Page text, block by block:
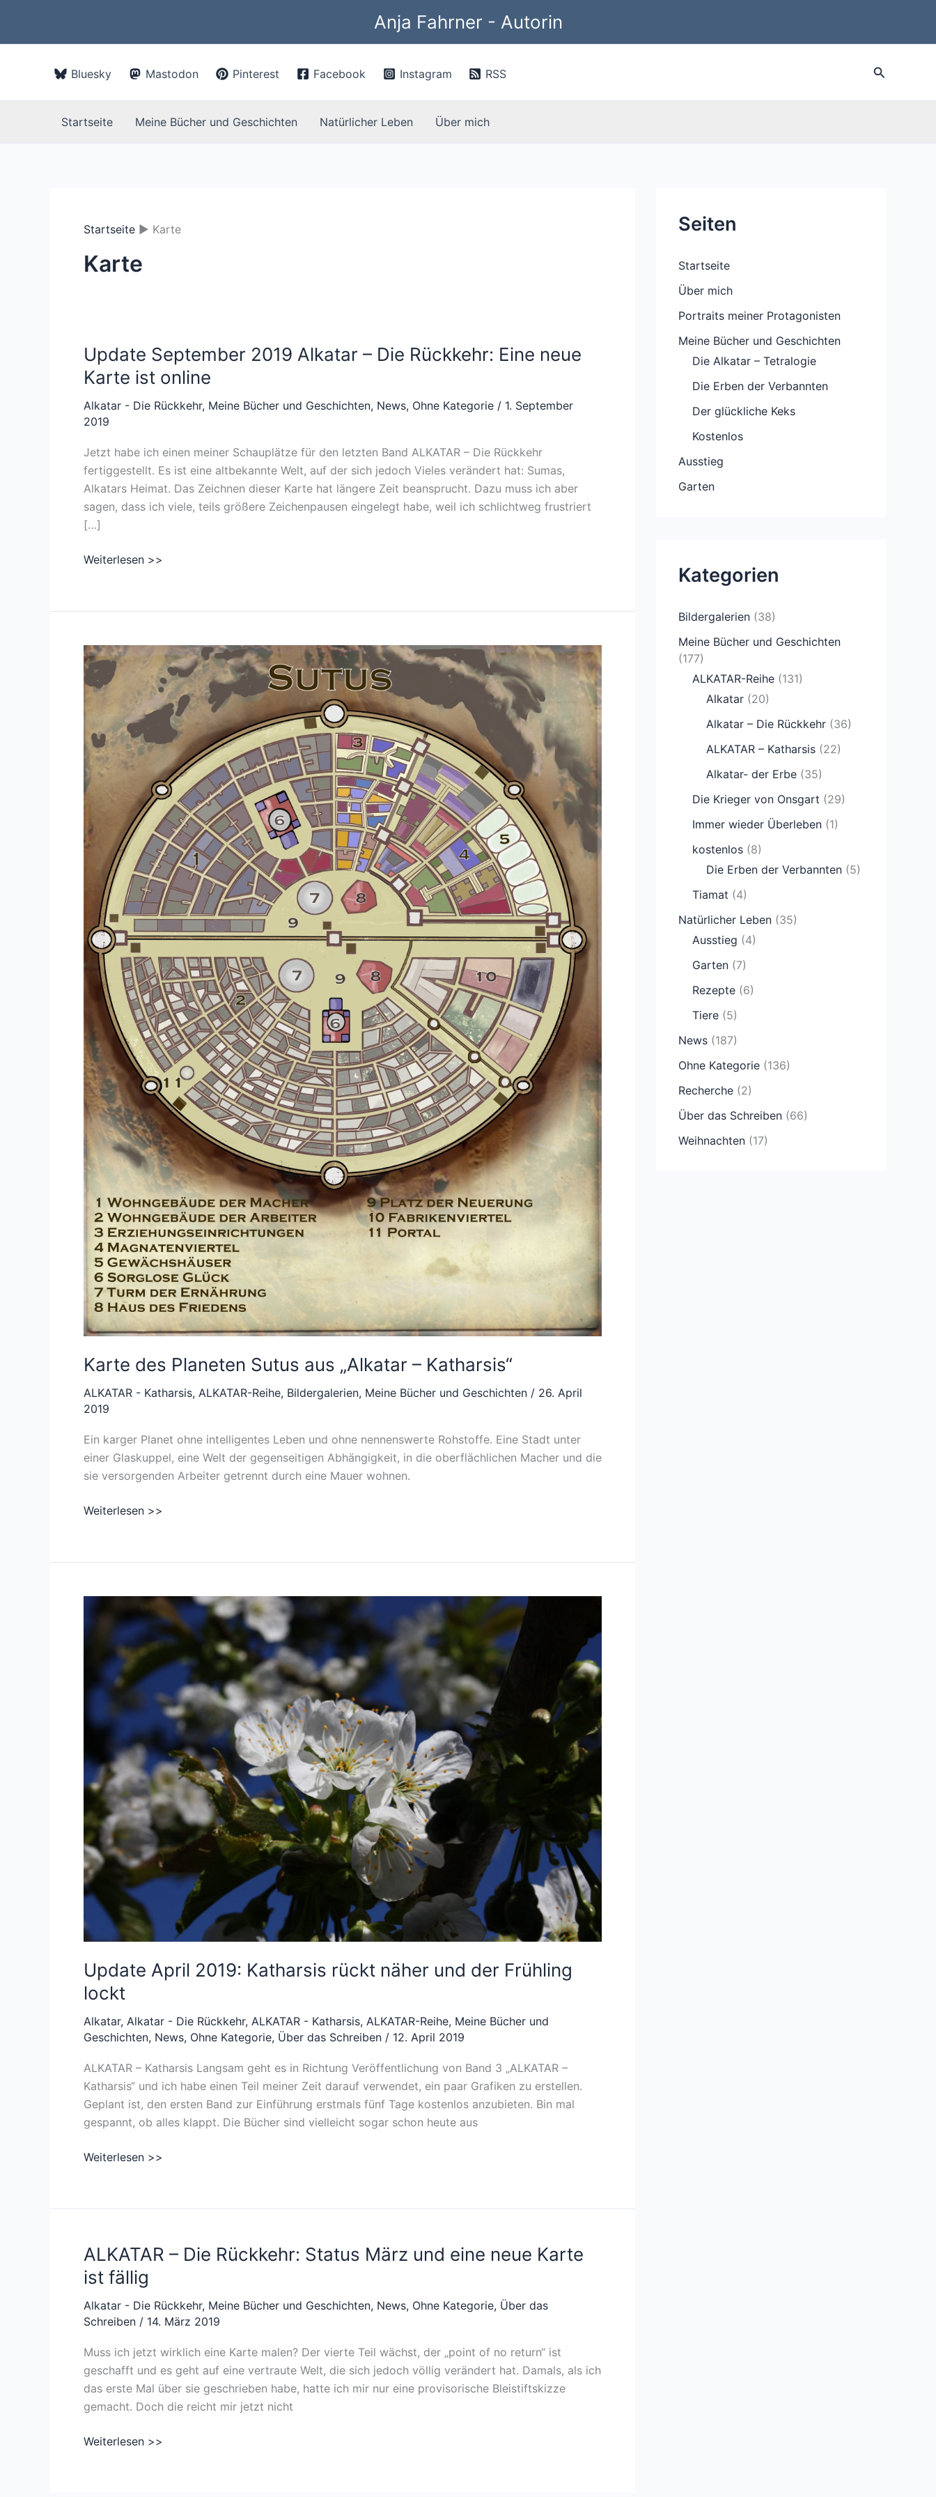
springen
Anja Fahrner - Autorin
Bluesky Mastodon Pinterest Facebook Instagram RSS Suche
Startseite Meine Bücher und Geschichten Natürlicher Leben Über mich
Startseite Karte
Karte
Update September 2019 Alkatar – Die Rückkehr: Eine neue
Karte ist online
Alkatar - Die Rückkehr, Meine Bücher und Geschichten, News, Ohne Kategorie / 1. September
2019
Jetzt habe ich einen meiner Schauplätze für den letzten Band ALKATAR – Die Rückkehr
fertiggestellt. Es ist eine altbekannte Welt, auf der sich jedoch Vieles verändert hat: Sumas,
Alkatars Heimat. Das Zeichnen dieser Karte hat längere Zeit beansprucht. Dazu muss ich aber
sagen, dass ich viele, teils größere Zeichenpausen eingelegt habe, weil ich schlichtweg frustriert
[…]
Update
Alkatar
Die
Rückkehr:
Eine
neue
ist
online
Weiterlesen >>
Karte des Planeten Sutus aus „Alkatar – Katharsis“
ALKATAR - Katharsis, ALKATAR-Reihe, Bildergalerien, Meine Bücher und Geschichten / 26. April
2019
Ein karger Planet ohne intelligentes Leben und ohne nennenswerte Rohstoffe. Eine Stadt unter
einer Glaskuppel, eine Welt der gegenseitigen Abhängigkeit, in die oberflächlichen Macher und die
sie versorgenden Arbeiter getrennt durch eine Mauer wohnen.
Karte
Sutus
„Alkatar
Katharsis“
Weiterlesen >>
Update April 2019: Katharsis rückt näher und der Frühling
lockt
Alkatar, Alkatar - Die Rückkehr, ALKATAR - Katharsis, ALKATAR-Reihe, Meine Bücher und
Geschichten, News, Ohne Kategorie, Über das Schreiben / 12. April 2019
ALKATAR – Katharsis Langsam geht es in Richtung Veröffentlichung von Band 3 „ALKATAR –
Katharsis“ und ich habe einen Teil meiner Zeit darauf verwendet, ein paar Grafiken zu erstellen.
Geplant ist, den ersten Band zur Einführung erstmals fünf Tage kostenlos anzubieten. Bin mal
gespannt, ob alles klappt. Die Bücher sind vielleicht sogar schon heute aus
Update
Katharsis
näher
und
der
Frühling
lockt
Weiterlesen >>
ALKATAR – Die Rückkehr: Status März und eine neue Karte
ist fällig
Alkatar - Die Rückkehr, Meine Bücher und Geschichten, News, Ohne Kategorie, Über das
Schreiben / 14. März 2019
Muss ich jetzt wirklich eine Karte malen? Der vierte Teil wächst, der „point of no return“ ist
geschafft und es geht auf eine vertraute Welt, die sich jedoch völlig verändert hat. Damals, als ich
das erste Mal über sie geschrieben habe, hatte ich mir nur eine provisorische Bleistiftskizze
gemacht. Doch die reicht mir jetzt nicht
ALKATAR
Weiterlesen >>
Seiten
Startseite
Über mich
Portraits meiner Protagonisten
Meine Bücher und Geschichten
Die Alkatar – Tetralogie
Die Erben der Verbannten
Der glückliche Keks
Kostenlos
Ausstieg
Garten
Kategorien
Bildergalerien (38)
Meine Bücher und Geschichten
(177)
ALKATAR-Reihe (131)
Alkatar (20)
Alkatar – Die Rückkehr (36)
ALKATAR – Katharsis (22)
Alkatar- der Erbe (35)
Die Krieger von Onsgart (29)
Immer wieder Überleben (1)
kostenlos (8)
Die Erben der Verbannten (5)
Tiamat (4)
Natürlicher Leben (35)
Ausstieg (4)
Garten (7)
Rezepte (6)
Tiere (5)
News (187)
Ohne Kategorie (136)
Recherche (2)
Über das Schreiben (66)
Weihnachten (17)